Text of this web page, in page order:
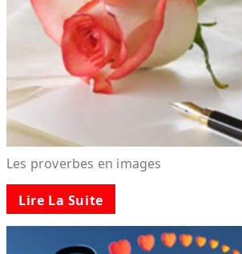
Les proverbes en images
Lire La Suite